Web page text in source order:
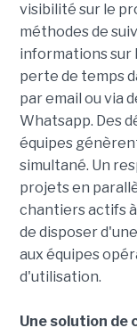
visibilité sur le
méthodes de
informations sur
perte de temps
par email ou via
Whatsapp. Des
équipes
simultané. Un
projets en
chantiers actifs
de disposer
aux équipes
d'utilisation.
Une solution de